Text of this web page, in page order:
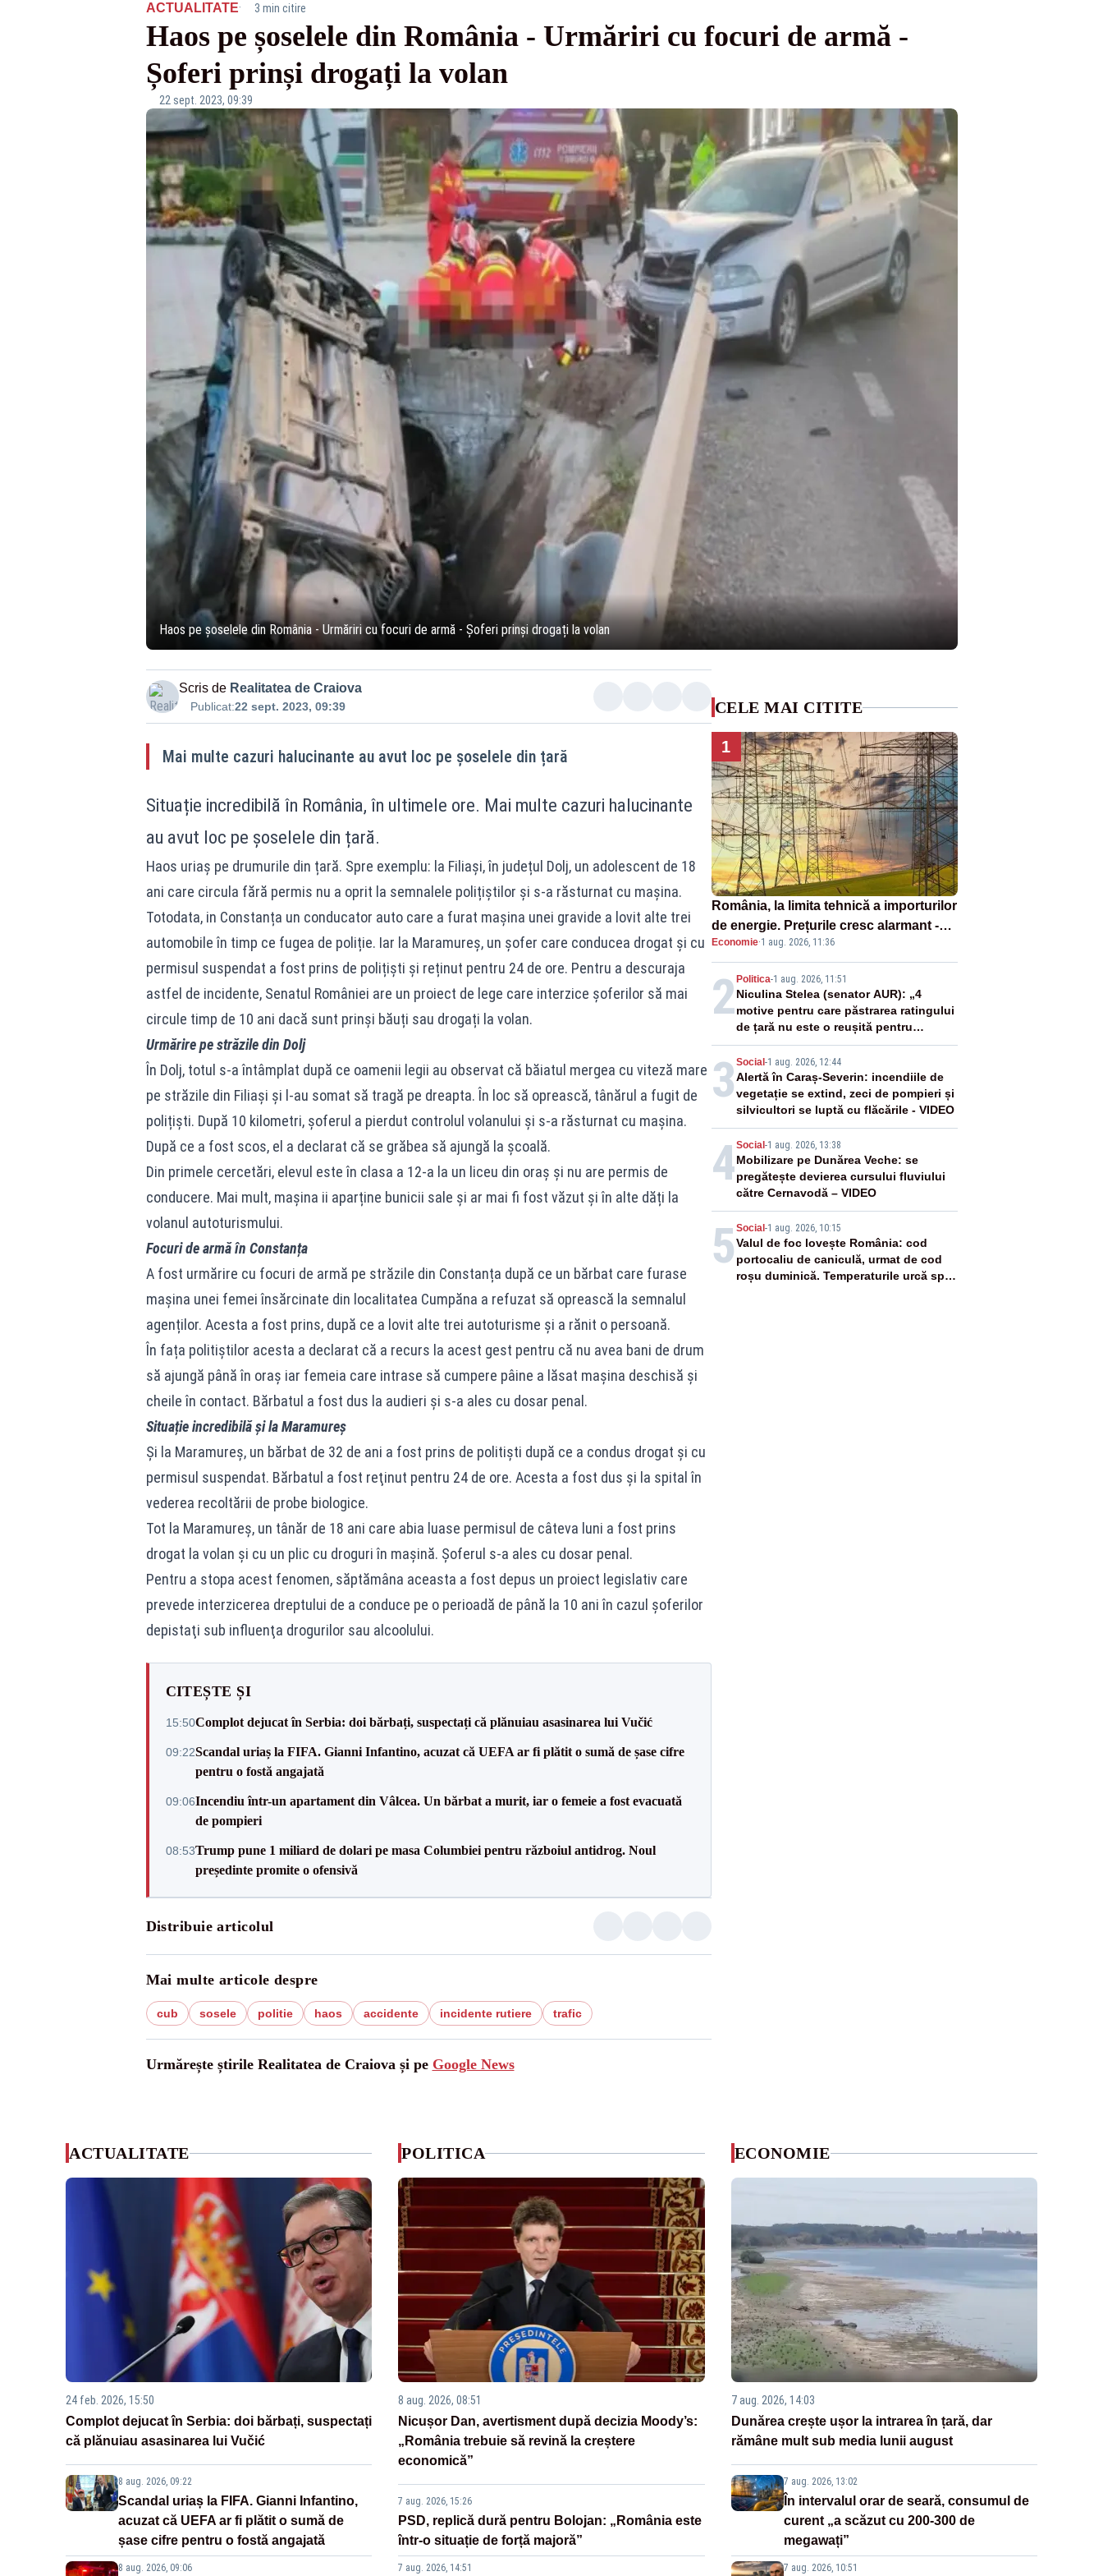
ACTUALITATE· 3 min citire
Haos pe șoselele din România - Urmăriri cu focuri de armă -
Șoferi prinși drogați la volan
22 sept. 2023, 09:39
Haos pe șoselele din România - Urmăriri cu focuri de armă - Șoferi prinși drogați la volan
Scris de Realitatea de Craiova
Publicat:22 sept. 2023, 09:39
Mai multe cazuri halucinante au avut loc pe șoselele din țară
Situație incredibilă în România, în ultimele ore. Mai multe cazuri halucinante
au avut loc pe șoselele din țară.
Haos uriaș pe drumurile din țară. Spre exemplu: la Filiași, în județul Dolj, un adolescent de 18
ani care circula fără permis nu a oprit la semnalele polițiștilor și s-a răsturnat cu mașina.
Totodata, in Constanța un conducator auto care a furat mașina unei gravide a lovit alte trei
automobile în timp ce fugea de poliție. Iar la Maramureș, un șofer care conducea drogat și cu
permisul suspendat a fost prins de polițiști și reținut pentru 24 de ore. Pentru a descuraja
astfel de incidente, Senatul României are un proiect de lege care interzice șoferilor să mai
circule timp de 10 ani dacă sunt prinși băuți sau drogați la volan.
Urmărire pe străzile din Dolj
În Dolj, totul s-a întâmplat după ce oamenii legii au observat că băiatul mergea cu viteză mare
pe străzile din Filiași și l-au somat să tragă pe dreapta. În loc să oprească, tânărul a fugit de
polițiști. După 10 kilometri, șoferul a pierdut controlul volanului și s-a răsturnat cu mașina.
După ce a fost scos, el a declarat că se grăbea să ajungă la școală.
Din primele cercetări, elevul este în clasa a 12-a la un liceu din oraș și nu are permis de
conducere. Mai mult, mașina ii aparține bunicii sale și ar mai fi fost văzut și în alte dăți la
volanul autoturismului.
Focuri de armă în Constanța
A fost urmărire cu focuri de armă pe străzile din Constanța după ce un bărbat care furase
mașina unei femei însărcinate din localitatea Cumpăna a refuzat să oprească la semnalul
agenților. Acesta a fost prins, după ce a lovit alte trei autoturisme și a rănit o persoană.
În fața politiștilor acesta a declarat că a recurs la acest gest pentru că nu avea bani de drum
să ajungă până în oraș iar femeia care intrase să cumpere pâine a lăsat mașina deschisă și
cheile în contact. Bărbatul a fost dus la audieri și s-a ales cu dosar penal.
Situație incredibilă și la Maramureș
Și la Maramureș, un bărbat de 32 de ani a fost prins de politiști după ce a condus drogat și cu
permisul suspendat. Bărbatul a fost reţinut pentru 24 de ore. Acesta a fost dus și la spital în
vederea recoltării de probe biologice.
Tot la Maramureș, un tânăr de 18 ani care abia luase permisul de câteva luni a fost prins
drogat la volan și cu un plic cu droguri în mașină. Șoferul s-a ales cu dosar penal.
Pentru a stopa acest fenomen, săptămâna aceasta a fost depus un proiect legislativ care
prevede interzicerea dreptului de a conduce pe o perioadă de până la 10 ani în cazul şoferilor
depistaţi sub influenţa drogurilor sau alcoolului.
CITEȘTE ȘI
15:50Complot dejucat în Serbia: doi bărbați, suspectați că plănuiau asasinarea lui Vučić
09:22Scandal uriaș la FIFA. Gianni Infantino, acuzat că UEFA ar fi plătit o sumă de șase cifre
pentru o fostă angajată
09:06Incendiu într-un apartament din Vâlcea. Un bărbat a murit, iar o femeie a fost evacuată
de pompieri
08:53Trump pune 1 miliard de dolari pe masa Columbiei pentru războiul antidrog. Noul
președinte promite o ofensivă
Distribuie articolul
Mai multe articole despre
cub sosele politie haos accidente incidente rutiere trafic
Urmărește știrile Realitatea de Craiova și pe Google News
CELE MAI CITITE
1
România, la limita tehnică a importurilor
de energie. Prețurile cresc alarmant -
Analiză Realitatea Plus
Economie·1 aug. 2026, 11:36
2 Politica-1 aug. 2026, 11:51
Niculina Stelea (senator AUR): „4
motive pentru care păstrarea ratingului
de țară nu este o reușită pentru
Guvernul Bolojan”
3 Social -1 aug. 2026, 12:44
Alertă în Caraș-Severin: incendiile de
vegetație se extind, zeci de pompieri și
silvicultori se luptă cu flăcările - VIDEO
4Social -1 aug. 2026, 13:38
Mobilizare pe Dunărea Veche: se
pregătește devierea cursului fluviului
către Cernavodă – VIDEO
5 Social -1 aug. 2026, 10:15
Valul de foc lovește România: cod
portocaliu de caniculă, urmat de cod
roșu duminică. Temperaturile urcă spre
ACTUALITATE
24 feb. 2026, 15:50
Complot dejucat în Serbia: doi bărbați, suspectați
că plănuiau asasinarea lui Vučić
8 aug. 2026, 09:22
Scandal uriaș la FIFA. Gianni Infantino,
acuzat că UEFA ar fi plătit o sumă de
șase cifre pentru o fostă angajată
8 aug. 2026, 09:06
POLITICA
8 aug. 2026, 08:51
Nicușor Dan, avertisment după decizia Moody’s:
„România trebuie să revină la creștere
economică”
7 aug. 2026, 15:26
PSD, replică dură pentru Bolojan: „România este
într-o situație de forță majoră”
7 aug. 2026, 14:51
ECONOMIE
7 aug. 2026, 14:03
Dunărea crește ușor la intrarea în țară, dar
rămâne mult sub media lunii august
7 aug. 2026, 13:02
În intervalul orar de seară, consumul de
curent „a scăzut cu 200-300 de
megawați”
7 aug. 2026, 10:51